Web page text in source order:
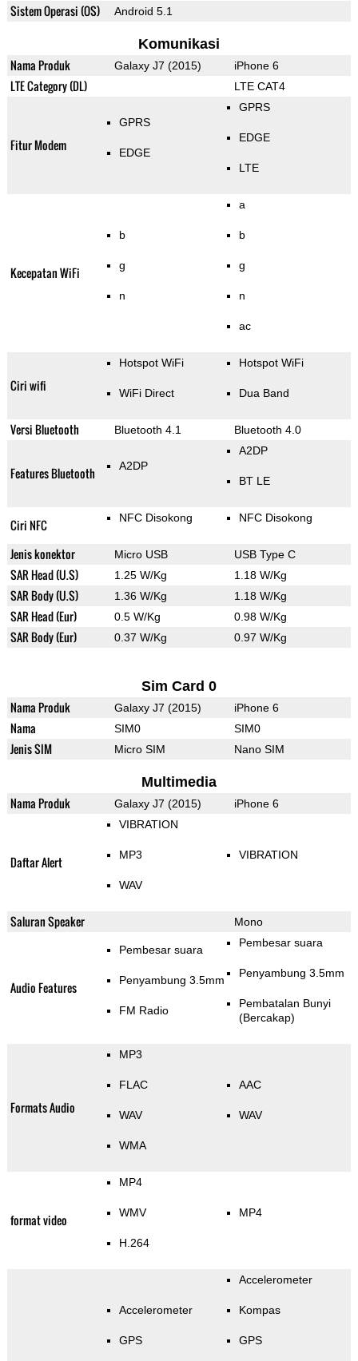
Sistem Operasi (OS) Android 5.1
Komunikasi
Nama Produk Galaxy J7 (2015) iPhone 6
LTE Category (DL) LTE CAT4
Fitur Modem
GPRS
EDGE
GPRS
EDGE
LTE
Kecepatan WiFi
b
g
n
a
b
g
n
ac
Ciri wifi
Hotspot WiFi
WiFi Direct
Hotspot WiFi
Dua Band
Versi Bluetooth Bluetooth 4.1 Bluetooth 4.0
Features Bluetooth A2DP
A2DP
BT LE
Ciri NFC NFC Disokong NFC Disokong
Jenis konektor Micro USB USB Type C
SAR Head (U.S) 1.25 W/Kg 1.18 W/Kg
SAR Body (U.S) 1.36 W/Kg 1.18 W/Kg
SAR Head (Eur) 0.5 W/Kg 0.98 W/Kg
SAR Body (Eur) 0.37 W/Kg 0.97 W/Kg
Sim Card 0
Nama Produk Galaxy J7 (2015) iPhone 6
Nama SIM0 SIM0
Jenis SIM Micro SIM Nano SIM
Multimedia
Nama Produk Galaxy J7 (2015) iPhone 6
Daftar Alert
VIBRATION
MP3
WAV
VIBRATION
Saluran Speaker Mono
Audio Features
Pembesar suara
Penyambung 3.5mm
FM Radio
Pembesar suara
Penyambung 3.5mm
Pembatalan Bunyi
(Bercakap)
Formats Audio
MP3
FLAC
WAV
WMA
AAC
WAV
format video
MP4
WMV
H.264
MP4
Accelerometer
GPS
Accelerometer
Kompas
GPS